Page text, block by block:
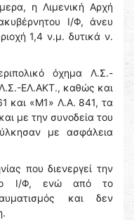
η Λιμενική Αρχή
Ι/Φ, άνευ
1,4 ν.μ. δυτικά ν.
όχημα Λ.Σ.-
ΕΛ.ΑΚΤ., καθώς και
και «Μ1» Λ.Α. 841, τα
με την συνοδεία του
με ασφάλεια
που διενεργεί την
το Ι/Φ, ενώ από το
και δεν